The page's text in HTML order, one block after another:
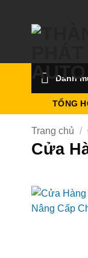
Danh
TỔNG
Trang chủ /
Cửa